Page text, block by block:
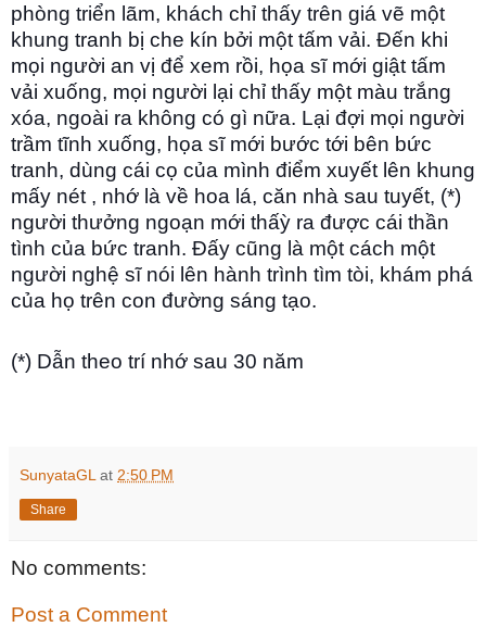
phòng triển lãm, khách chỉ thấy trên giá vẽ một
khung tranh bị che kín bởi một tấm vải. Ðến khi
mọi người an vị để xem rồi, họa sĩ mới giật tấm
vải xuống, mọi người lại chỉ thấy một màu trắng
xóa, ngoài ra không có gì nữa. Lại đợi mọi người
trầm tĩnh xuống, họa sĩ mới bước tới bên bức
tranh, dùng cái cọ của mình điểm xuyết lên khung
mấy nét , nhớ là về hoa lá, căn nhà sau tuyết, (*)
người thưởng ngoạn mới thấỳ ra được cái thần
tình của bức tranh. Ðấy cũng là một cách một
người nghệ sĩ nói lên hành trình tìm tòi, khám phá
của họ trên con đường sáng tạo.
(*) Dẫn theo trí nhớ sau 30 năm
SunyataGL at 2:50 PM
Share
No comments:
Post a Comment